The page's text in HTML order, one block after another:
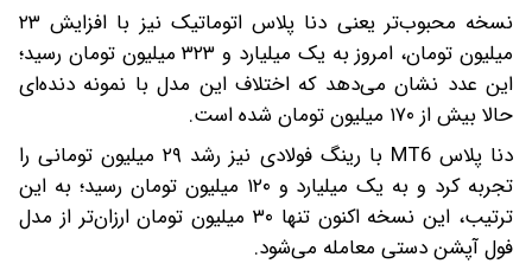
نسخه محبوب‌تر یعنی دنا پلاس اتوماتیک نیز با افزایش ۲۳
میلیون تومان، امروز به یک میلیارد و ۳۲۳ میلیون تومان رسید؛
این عدد نشان می‌دهد که اختلاف این مدل با نمونه دنده‌ای
حالا بیش از ۱۷۰ میلیون تومان شده است.
دنا پلاس MT6 با رینگ فولادی نیز رشد ۲۹ میلیون تومانی را
تجربه کرد و به یک میلیارد و ۱۲۰ میلیون تومان رسید؛ به این
ترتیب، این نسخه اکنون تنها ۳۰ میلیون تومان ارزان‌تر از مدل
فول آپشن دستی معامله می‌شود.